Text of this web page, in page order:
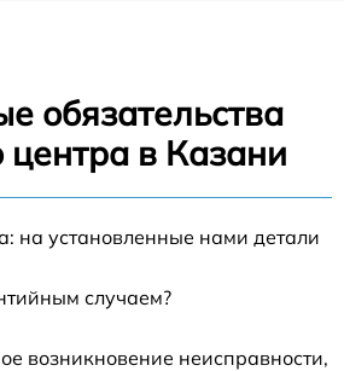
обязательства
центра в Казани
на установленные нами детали
случаем?
возникновение неисправности,